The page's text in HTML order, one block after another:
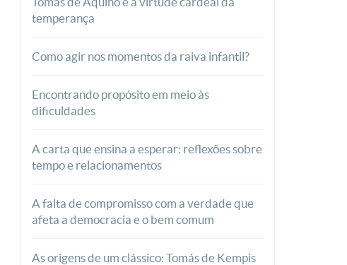
temperança
Como agir nos momentos da raiva infantil?
Encontrando propósito em meio às
dificuldades
A carta que ensina a esperar: reflexões sobre
tempo e relacionamentos
A falta de compromisso com a verdade que
afeta a democracia e o bem comum
As origens de um clássico: Tomás de Kempis